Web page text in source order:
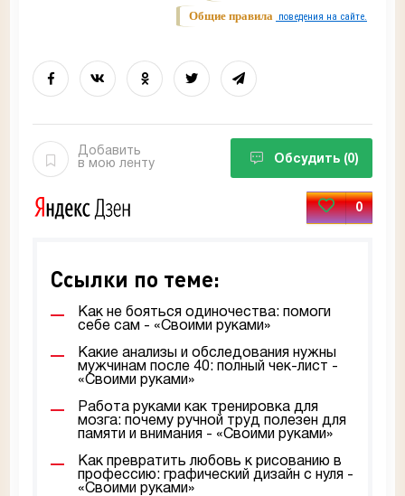
Общие правила поведения на сайте.
Добавить
в мою ленту
Обсудить (0)
0
Ссылки по теме:
Как не бояться одиночества: помоги
себе сам - «Своими руками»
Какие анализы и обследования нужны
мужчинам после 40: полный чек-лист -
«Своими руками»
Работа руками как тренировка для
мозга: почему ручной труд полезен для
памяти и внимания - «Своими руками»
Как превратить любовь к рисованию в
профессию: графический дизайн с нуля -
«Своими руками»